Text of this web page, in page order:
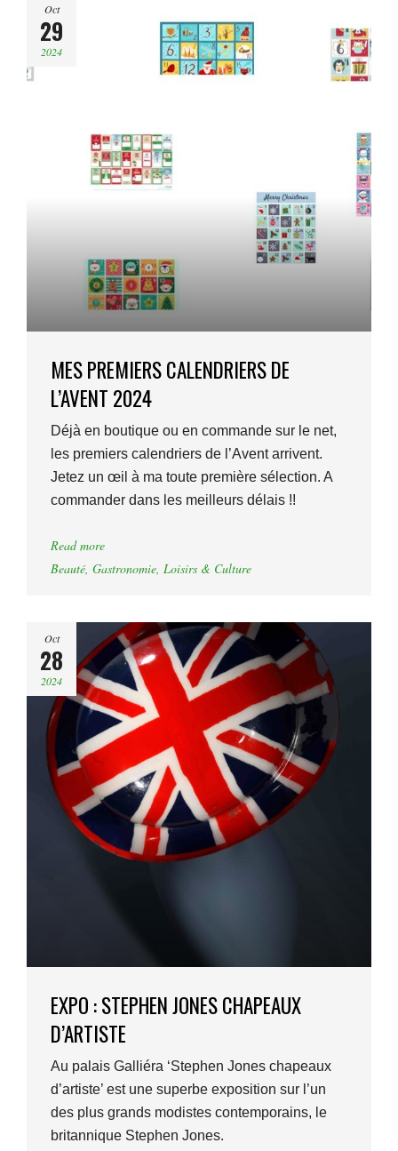
Oct
29
2024
MES PREMIERS CALENDRIERS DE
L’AVENT 2024
Déjà en boutique ou en commande sur le net,
les premiers calendriers de l’Avent arrivent.
Jetez un œil à ma toute première sélection. A
commander dans les meilleurs délais !!
Read more
Beauté, Gastronomie, Loisirs & Culture
Oct
28
2024
EXPO : STEPHEN JONES CHAPEAUX
D’ARTISTE
Au palais Galliéra ‘Stephen Jones chapeaux
d’artiste’ est une superbe exposition sur l’un
des plus grands modistes contemporains, le
britannique Stephen Jones.